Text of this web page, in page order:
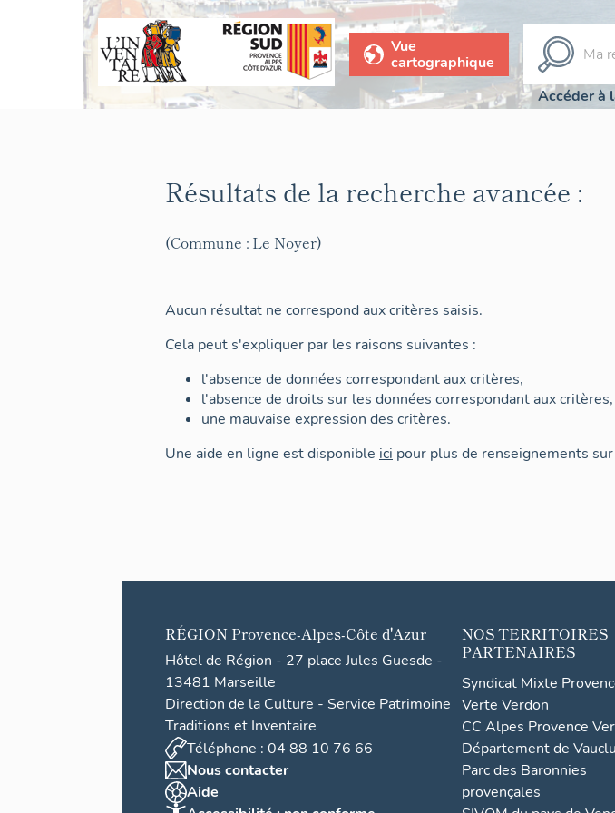
Vue
cartographique
Accéder à
Résultats de la recherche avancée :
(Commune : Le Noyer)
Aucun résultat ne correspond aux critères saisis.
Cela peut s'expliquer par les raisons suivantes :
l'absence de données correspondant aux critères,
l'absence de droits sur les données correspondant aux critères,
une mauvaise expression des critères.
Une aide en ligne est disponible ici pour plus de renseignements
RÉGION Provence-Alpes-Côte d'Azur
Hôtel de Région - 27 place Jules Guesde -
13481 Marseille
Direction de la Culture - Service Patrimoine
Traditions et Inventaire
Téléphone : 04 88 10 76 66
Nous contacter
Aide
NOS TERRITOIRES
PARTENAIRES
Syndicat Mixte
Verte Verdon
CC Alpes Provence
Département de
Parc des Baronnies
provençales